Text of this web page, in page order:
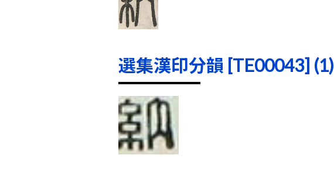
選集漢印分韻 [TE00043] (1)